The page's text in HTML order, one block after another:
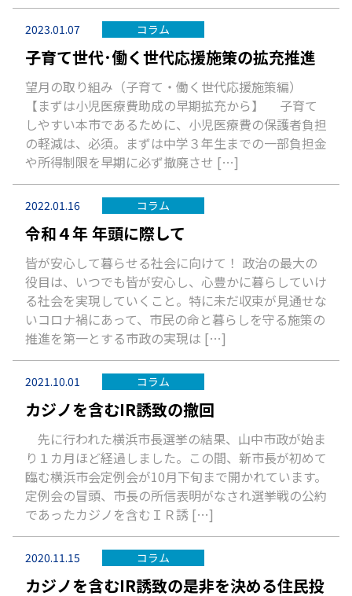
2023.01.07 コラム
子育て世代･働く世代応援施策の拡充推進
望月の取り組み（子育て・働く世代応援施策編）
【まずは小児医療費助成の早期拡充から】 子育て
しやすい本市であるために、小児医療費の保護者負担
の軽減は、必須。まずは中学３年生までの一部負担金
や所得制限を早期に必ず撤廃させ […]
2022.01.16 コラム
令和４年 年頭に際して
皆が安心して暮らせる社会に向けて！ 政治の最大の
役目は、いつでも皆が安心し、心豊かに暮らしていけ
る社会を実現していくこと。特に未だ収束が見通せな
いコロナ禍にあって、市民の命と暮らしを守る施策の
推進を第一とする市政の実現は […]
2021.10.01 コラム
カジノを含むIR誘致の撤回
先に行われた横浜市長選挙の結果、山中市政が始ま
り１カ月ほど経過しました。この間、新市長が初めて
臨む横浜市会定例会が10月下旬まで開かれています。
定例会の冒頭、市長の所信表明がなされ選挙戦の公約
であったカジノを含むＩＲ誘 […]
2020.11.15 コラム
カジノを含むIR誘致の是非を決める住民投